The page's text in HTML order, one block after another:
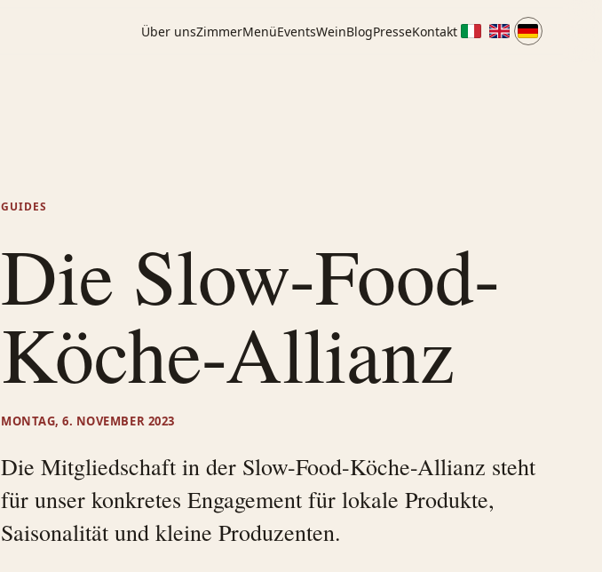
Über unsZimmerMenüEventsWeinBlogPresseKontakt
GUIDES
Die Slow-Food-
Köche-Allianz
MONTAG, 6. NOVEMBER 2023
Die Mitgliedschaft in der Slow-Food-Köche-Allianz steht
für unser konkretes Engagement für lokale Produkte,
Saisonalität und kleine Produzenten.